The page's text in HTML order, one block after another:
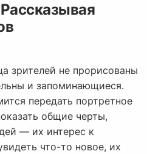
зрителей не прорисованы
и запоминающиеся.
передать портретное
общие черты,
— их интерес к
что-то новое, их